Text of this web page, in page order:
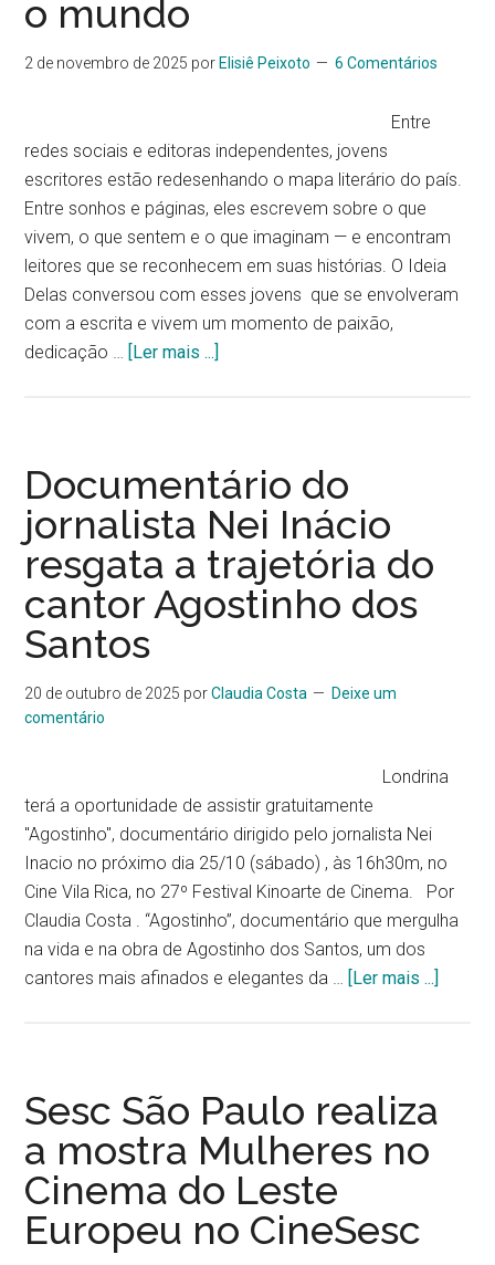
o mundo
2 de novembro de 2025 por Elisiê Peixoto 6 Comentários
Entre
redes sociais e editoras independentes, jovens
escritores estão redesenhando o mapa literário do país.
Entre sonhos e páginas, eles escrevem sobre o que
vivem, o que sentem e o que imaginam — e encontram
leitores que se reconhecem em suas histórias. O Ideia
Delas conversou com esses jovens que se envolveram
com a escrita e vivem um momento de paixão,
dedicação …
[Ler mais ...]
Documentário do
jornalista Nei Inácio
resgata a trajetória do
cantor Agostinho dos
Santos
20 de outubro de 2025 porClaudia Costa
Deixe um
comentário
Londrina
terá a oportunidade de assistir gratuitamente
"Agostinho", documentário dirigido pelo jornalista Nei
Inacio no próximo dia 25/10 (sábado) , às 16h30m, no
Cine Vila Rica, no 27º Festival Kinoarte de Cinema. Por
Claudia Costa . “Agostinho”, documentário que mergulha
na vida e na obra de Agostinho dos Santos, um dos
cantores mais afinados e elegantes da …
[Ler mais ...]
Sesc São Paulo realiza
a mostra Mulheres no
Cinema do Leste
Europeu no CineSesc